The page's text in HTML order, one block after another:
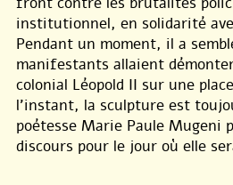
institutionnel, en solidarité
Pendant un moment, il a
manifestants allaient
colonial Léopold II sur une
l’instant, la sculpture est
poétesse Marie Paule Mugeni
discours pour le jour où elle